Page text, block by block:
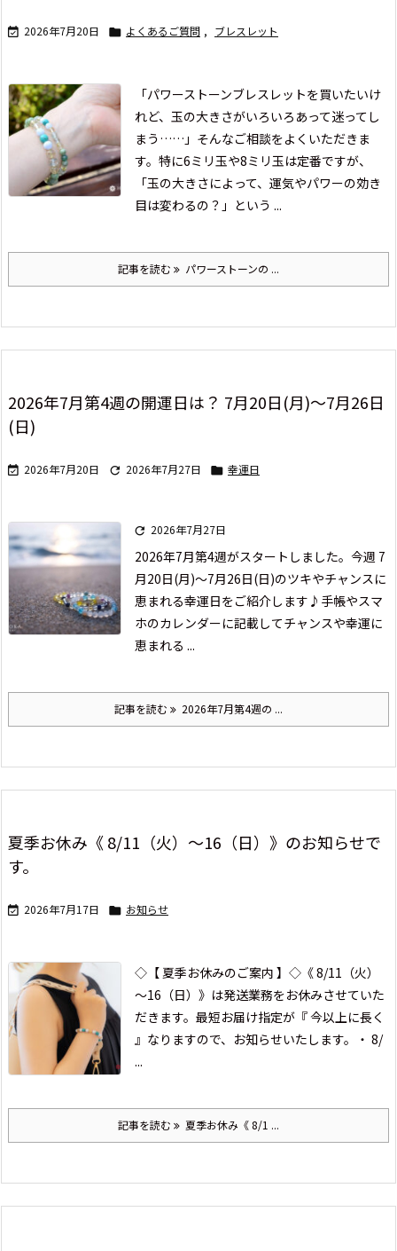
 2026年7月20日  よくあるご質問 , ブレスレット
「パワーストーンブレスレットを買いたいけ
れど、玉の大きさがいろいろあって迷ってし
まう……」 そんなご相談をよくいただきま
す。特に6ミリ玉や8ミリ玉は定番ですが、
「玉の大きさによって、運気やパワーの効き
目は変わるの？」という ...
記事を読む パワーストーンの ...
2026年7月第4週の開運日は？ 7月20日(月)～7月26日
(日)
 2026年7月20日  2026年7月27日  幸運日
 2026年7月27日
2026年7月第4週がスタートしました。 今週 7
月20日(月)～7月26日(日)のツキやチャンスに
恵まれる幸運日をご紹介します♪ 手帳やスマ
ホのカレンダーに記載してチャンスや幸運に
恵まれる ...
記事を読む 2026年7月第4週の ...
夏季お休み《 8/11（火）～16（日）》のお知らせで
す。
 2026年7月17日  お知らせ
◇【 夏季お休みのご案内 】◇ 《 8/11（火）
～16（日）》は発送業務をお休みさせていた
だきます。 最短お届け指定が『 今以上に長く
』なりますので、お知らせいたします。
・ 8/
...
記事を読む 夏季お休み《 8/1 ...